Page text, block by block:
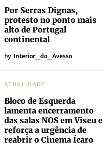
Por Serras Dignas,
protesto no ponto mais
alto de Portugal
continental
by Interior_do_Avesso
ATUALIDADE
Bloco de Esquerda
lamenta encerramento
das salas NOS em Viseu e
reforça a urgência de
reabrir o Cinema Ícaro